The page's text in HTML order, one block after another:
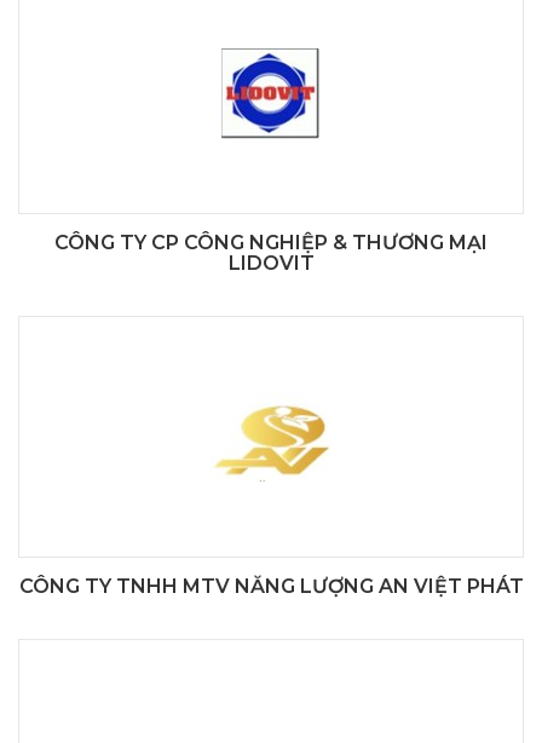
CÔNG TY CP CÔNG NGHIỆP & THƯƠNG MẠI
LIDOVIT
CÔNG TY TNHH MTV NĂNG LƯỢNG AN VIỆT PHÁT